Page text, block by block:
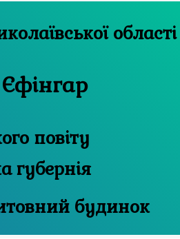
архів Миколаївської області
повіту
губернія
будинок